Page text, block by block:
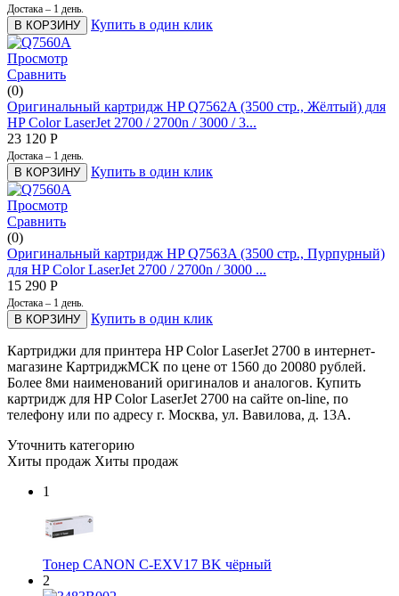
Достака – 1 день.
В КОРЗИНУ Купить в один клик
Просмотр
Сравнить
(0)
Оригинальный картридж HP Q7562A (3500 стр., Жёлтый) для
HP Color LaserJet 2700 / 2700n / 3000 / 3...
23 120 Р
Достака – 1 день.
В КОРЗИНУ Купить в один клик
Просмотр
Сравнить
(0)
Оригинальный картридж HP Q7563A (3500 стр., Пурпурный)
для HP Color LaserJet 2700 / 2700n / 3000 ...
15 290 Р
Достака – 1 день.
В КОРЗИНУ Купить в один клик
Картриджи для принтера HP Color LaserJet 2700 в интернет-
магазине КартриджМСК по цене от 1560 до 20080 рублей.
Более 8ми наименований оригиналов и аналогов. Купить
картридж для HP Color LaserJet 2700 на сайте on-line, по
телефону или по адресу г. Москва, ул. Вавилова, д. 13А.
Уточнить категорию
Хиты продаж Хиты продаж
1
Тонер CANON C-EXV17 BK чёрный
2